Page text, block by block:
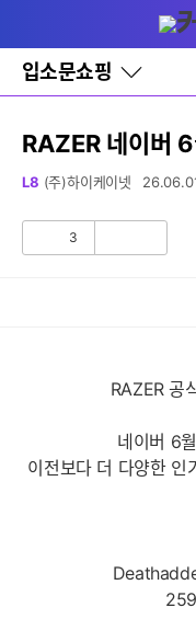
와
홈
입소문쇼핑
바
로
기
레
이
어
RAZER 네이버
L8 (주)하이케이넷
3
RAZER 공
네이버 6
이전보다 더 다양한 인